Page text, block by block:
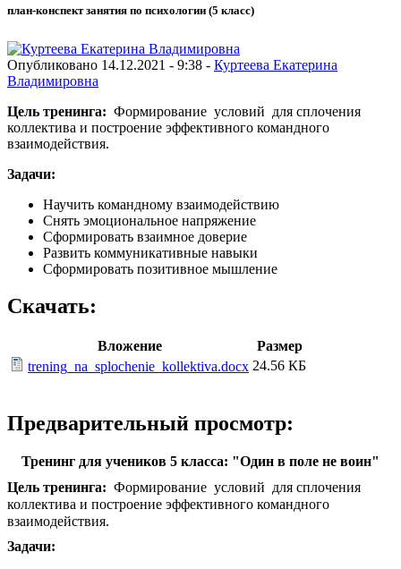
план-конспект занятия по психологии (5 класс)
Опубликовано 14.12.2021 - 9:38 - Куртеева Екатерина
Владимировна
Цель тренинга: Формирование условий для сплочения
коллектива и построение эффективного командного
взаимодействия.
Задачи:
Научить командному взаимодействию
Снять эмоциональное напряжение
Сформировать взаимное доверие
Развить коммуникативные навыки
Сформировать позитивное мышление
Скачать:
Вложение
Размер
trening_na_splochenie_kollektiva.docx 24.56 КБ
Предварительный просмотр:
Тренинг для учеников 5 класса: "Один в поле не воин"
Цель тренинга: Формирование условий для сплочения
коллектива и построение эффективного командного
взаимодействия.
Задачи: